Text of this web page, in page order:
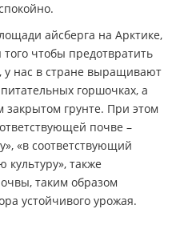
айсберга на Арктике,
чтобы предотвратить
у нас в стране выращивают
горшочках, а
закрытом грунте. При этом
почве –
«в соответствующий
культуру», также
таким образом
устойчивого урожая.